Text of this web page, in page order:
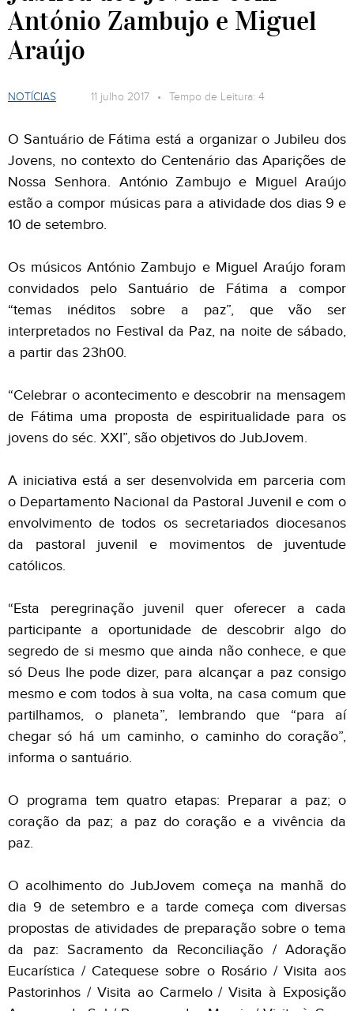
António Zambujo e Miguel
Araújo
NOTÍCIAS 11 julho 2017 • Tempo de Leitura: 4
O Santuário de Fátima está a organizar o Jubileu dos
Jovens, no contexto do Centenário das Aparições de
Nossa Senhora. António Zambujo e Miguel Araújo
estão a compor músicas para a atividade dos dias 9 e
10 de setembro.
Os músicos António Zambujo e Miguel Araújo foram
convidados pelo Santuário de Fátima a compor
“temas inéditos sobre a paz”, que vão ser
interpretados no Festival da Paz, na noite de sábado,
a partir das 23h00.
“Celebrar o acontecimento e descobrir na mensagem
de Fátima uma proposta de espiritualidade para os
jovens do séc. XXI”, são objetivos do JubJovem.
A iniciativa está a ser desenvolvida em parceria com
o Departamento Nacional da Pastoral Juvenil e com o
envolvimento de todos os secretariados diocesanos
da pastoral juvenil e movimentos de juventude
católicos.
“Esta peregrinação juvenil quer oferecer a cada
participante a oportunidade de descobrir algo do
segredo de si mesmo que ainda não conhece, e que
só Deus lhe pode dizer, para alcançar a paz consigo
mesmo e com todos à sua volta, na casa comum que
partilhamos, o planeta”, lembrando que “para aí
chegar só há um caminho, o caminho do coração”,
informa o santuário.
O programa tem quatro etapas: Preparar a paz; o
coração da paz; a paz do coração e a vivência da
paz.
O acolhimento do JubJovem começa na manhã do
dia 9 de setembro e a tarde começa com diversas
propostas de atividades de preparação sobre o tema
da paz: Sacramento da Reconciliação / Adoração
Eucarística / Catequese sobre o Rosário / Visita aos
Pastorinhos / Visita ao Carmelo / Visita à Exposição